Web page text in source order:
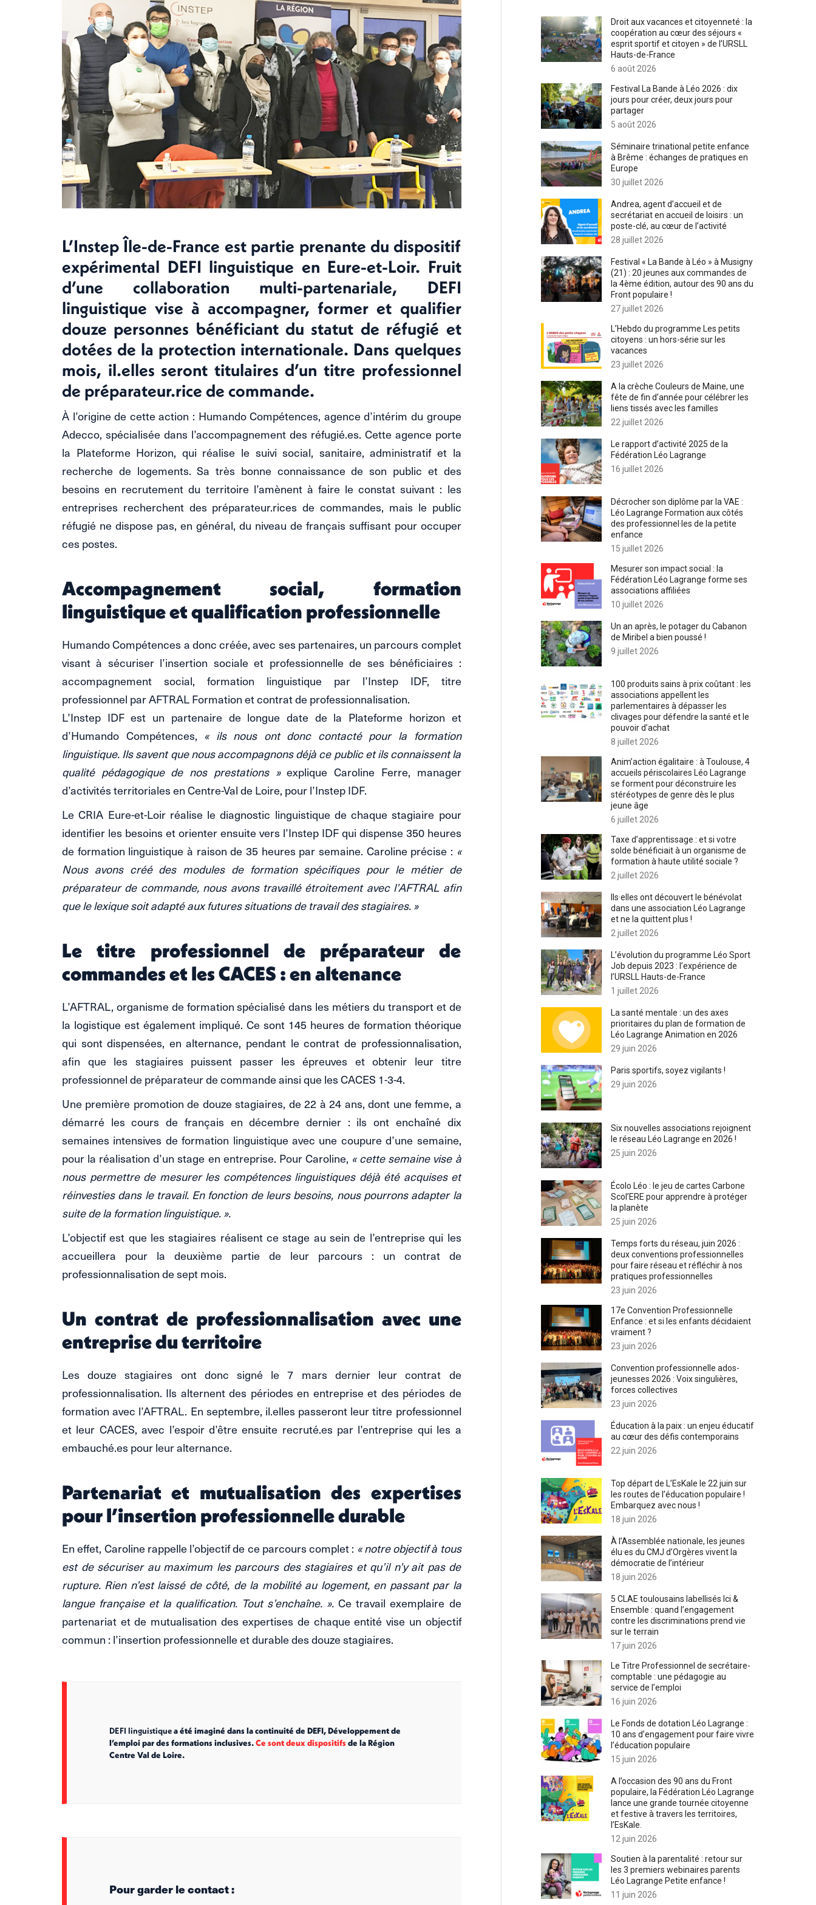
L’Instep Île-de-France est partie prenante du dispositif
expérimental DEFI linguistique en Eure-et-Loir. Fruit
d’une collaboration multi-partenariale, DEFI
linguistique vise à accompagner, former et qualifier
douze personnes bénéficiant du statut de réfugié et
dotées de la protection internationale. Dans quelques
mois, il.elles seront titulaires d’un titre professionnel
de préparateur.rice de commande.
À l’origine de cette action : Humando Compétences, agence d’intérim du groupe
Adecco, spécialisée dans l’accompagnement des réfugié.es. Cette agence porte
la Plateforme Horizon, qui réalise le suivi social, sanitaire, administratif et la
recherche de logements. Sa très bonne connaissance de son public et des
besoins en recrutement du territoire l’amènent à faire le constat suivant : les
entreprises recherchent des préparateur.rices de commandes, mais le public
réfugié ne dispose pas, en général, du niveau de français suffisant pour occuper
ces postes.
Accompagnement social, formation
linguistique et qualification professionnelle
Humando Compétences a donc créée, avec ses partenaires, un parcours complet
visant à sécuriser l’insertion sociale et professionnelle de ses bénéficiaires :
accompagnement social, formation linguistique par l’Instep IDF, titre
professionnel par AFTRAL Formation et contrat de professionnalisation.
L’Instep IDF est un partenaire de longue date de la Plateforme horizon et
d’Humando Compétences, « ils nous ont donc contacté pour la formation
linguistique. Ils savent que nous accompagnons déjà ce public et ils connaissent la
qualité pédagogique de nos prestations »explique Caroline Ferre, manager
d’activités territoriales en Centre-Val de Loire, pour l’Instep IDF.
Le CRIA Eure-et-Loir réalise le diagnostic linguistique de chaque stagiaire pour
identifier les besoins et orienter ensuite vers l’Instep IDF qui dispense 350 heures
de formation linguistique à raison de 35 heures par semaine. Caroline précise : «
Nous avons créé des modules de formation spécifiques pour le métier de
préparateur de commande, nous avons travaillé étroitement avec l’AFTRAL afin
que le lexique soit adapté aux futures situations de travail des stagiaires. »
Le titre professionnel de préparateur de
commandes et les CACES : en altenance
L’AFTRAL, organisme de formation spécialisé dans les métiers du transport et de
la logistique est également impliqué. Ce sont 145 heures de formation théorique
qui sont dispensées, en alternance, pendant le contrat de professionnalisation,
afin que les stagiaires puissent passer les épreuves et obtenir leur titre
professionnel de préparateur de commande ainsi que les CACES 1-3-4.
Une première promotion de douze stagiaires, de 22 à 24 ans, dont une femme, a
démarré les cours de français en décembre dernier : ils ont enchaîné dix
semaines intensives de formation linguistique avec une coupure d’une semaine,
pour la réalisation d’un stage en entreprise. Pour Caroline, « cette semaine vise à
nous permettre de mesurer les compétences linguistiques déjà été acquises et
réinvesties dans le travail. En fonction de leurs besoins, nous pourrons adapter la
suite de la formation linguistique. ».
L’objectif est que les stagiaires réalisent ce stage au sein de l’entreprise qui les
accueillera pour la deuxième partie de leur parcours : un contrat de
professionnalisation de sept mois.
Un contrat de professionnalisation avec une
entreprise du territoire
Les douze stagiaires ont donc signé le 7 mars dernier leur contrat de
professionnalisation. Ils alternent des périodes en entreprise et des périodes de
formation avec l’AFTRAL. En septembre, il.elles passeront leur titre professionnel
et leur CACES, avec l’espoir d’être ensuite recruté.es par l’entreprise qui les a
embauché.es pour leur alternance.
Partenariat et mutualisation des expertises
pour l’insertion professionnelle durable
En effet, Caroline rappelle l’objectif de ce parcours complet : « notre objectif à tous
est de sécuriser au maximum les parcours des stagiaires et qu’il n’y ait pas de
rupture. Rien n’est laissé de côté, de la mobilité au logement, en passant par la
langue française et la qualification. Tout s’enchaîne. ». Ce travail exemplaire de
partenariat et de mutualisation des expertises de chaque entité vise un objectif
commun : l’insertion professionnelle et durable des douze stagiaires.
DEFI linguistiquea été imaginé dans la continuité de DEFI, Développement de
l’emploi par des formations inclusives.Ce sont deux dispositifs de la Région
Centre Val de Loire.
Pour garder le contact :
Droit aux vacances et citoyenneté : la
coopération au cœur des séjours «
esprit sportif et citoyen » de l’URSLL
Hauts-de-France
6 août 2026
Festival La Bande à Léo 2026 : dix
jours pour créer, deux jours pour
partager
5 août 2026
Séminaire trinational petite enfance
à Brême : échanges de pratiques en
Europe
30 juillet 2026
Andrea, agent d’accueil et de
secrétariat en accueil de loisirs : un
poste-clé, au cœur de l’activité
28 juillet 2026
Festival « La Bande à Léo » à Musigny
(21) : 20 jeunes aux commandes de
la 4ème édition, autour des 90 ans du
Front populaire !
27 juillet 2026
L’Hebdo du programme Les petits
citoyens : un hors-série sur les
vacances
23 juillet 2026
A la crèche Couleurs de Maine, une
fête de fin d’année pour célébrer les
liens tissés avec les familles
22 juillet 2026
Le rapport d’activité 2025 de la
Fédération Léo Lagrange
16 juillet 2026
Décrocher son diplôme par la VAE :
Léo Lagrange Formation aux côtés
des professionnel·les de la petite
enfance
15 juillet 2026
Mesurer son impact social : la
Fédération Léo Lagrange forme ses
associations affiliées
10 juillet 2026
Un an après, le potager du Cabanon
de Miribel a bien poussé !
9 juillet 2026
100 produits sains à prix coûtant : les
associations appellent les
parlementaires à dépasser les
clivages pour défendre la santé et le
pouvoir d’achat
8 juillet 2026
Anim’action égalitaire : à Toulouse, 4
accueils périscolaires Léo Lagrange
se forment pour déconstruire les
stéréotypes de genre dès le plus
jeune âge
6 juillet 2026
Taxe d’apprentissage : et si votre
solde bénéficiait à un organisme de
formation à haute utilité sociale ?
2 juillet 2026
Ils·elles ont découvert le bénévolat
dans une association Léo Lagrange
et ne la quittent plus !
2 juillet 2026
L’évolution du programme Léo Sport
Job depuis 2023 : l’expérience de
l’URSLL Hauts-de-France
1 juillet 2026
La santé mentale : un des axes
prioritaires du plan de formation de
Léo Lagrange Animation en 2026
29 juin 2026
Paris sportifs, soyez vigilants !
29 juin 2026
Six nouvelles associations rejoignent
le réseau Léo Lagrange en 2026 !
25 juin 2026
Écolo Léo : le jeu de cartes Carbone
Scol’ERE pour apprendre à protéger
la planète
25 juin 2026
Temps forts du réseau, juin 2026 :
deux conventions professionnelles
pour faire réseau et réfléchir à nos
pratiques professionnelles
23 juin 2026
17e Convention Professionnelle
Enfance : et si les enfants décidaient
vraiment ?
23 juin 2026
Convention professionnelle ados-
jeunesses 2026 : Voix singulières,
forces collectives
23 juin 2026
Éducation à la paix : un enjeu éducatif
au cœur des défis contemporains
22 juin 2026
Top départ de L’EsKale le 22 juin sur
les routes de l’éducation populaire !
Embarquez avec nous !
18 juin 2026
À l’Assemblée nationale, les jeunes
élu·es du CMJ d’Orgères vivent la
démocratie de l’intérieur
18 juin 2026
5 CLAE toulousains labellisés Ici &
Ensemble : quand l’engagement
contre les discriminations prend vie
sur le terrain
17 juin 2026
Le Titre Professionnel de secrétaire-
comptable : une pédagogie au
service de l’emploi
16 juin 2026
Le Fonds de dotation Léo Lagrange :
10 ans d’engagement pour faire vivre
l’éducation populaire
15 juin 2026
A l’occasion des 90 ans du Front
populaire, la Fédération Léo Lagrange
lance une grande tournée citoyenne
et festive à travers les territoires,
l’EsKale.
12 juin 2026
Soutien à la parentalité : retour sur
les 3 premiers webinaires parents
Léo Lagrange Petite enfance !
11 juin 2026